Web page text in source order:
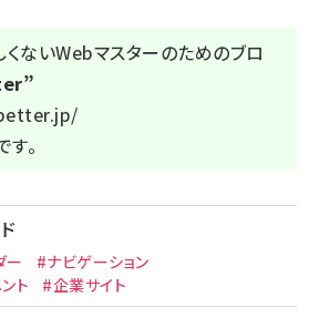
ないWebマスターのためのブロ
。
ー
#ナビゲーション
ト
#企業サイト